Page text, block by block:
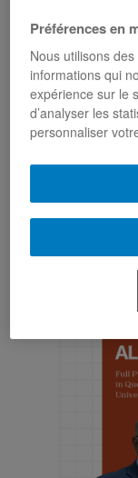
En savoir
Préférences en
Nous utilisons
informations qui
expérience sur le
d’analyser les
personnaliser